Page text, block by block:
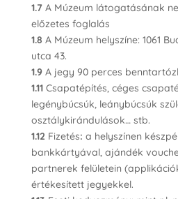
1.7A Múzeum látogatásának
előzetes foglalás
1.8 A Múzeum helyszíne: 1061
utca 43.
1.9A jegy 90 perces
1.11Csapatépítés, céges
legénybúcsúk, leánybúcsúk
osztálykirándulások… stb.
1.12 Fizetés: a helyszínen
bankkártyával, ajándék
partnerek felületein
értékesített jegyekkel.